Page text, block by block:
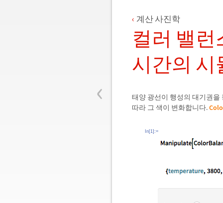
‹
계산 사진학
컬러 밸
시간의 시
태양 광선이 행성의 대기권
따라 그 색이 변화합니다.
In[1]:=